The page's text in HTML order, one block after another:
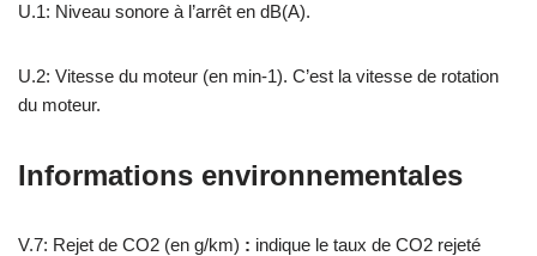
U.1: Niveau sonore à l’arrêt en dB(A).
U.2: Vitesse du moteur (en min-1). C’est la vitesse de rotation
du moteur.
Informations environnementales
V.7: Rejet de CO2 (en g/km) : indique le taux de CO2 rejeté